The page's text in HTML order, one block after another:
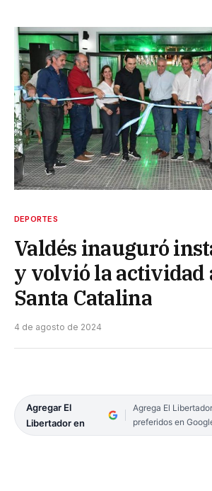
DEPORTES
Valdés inauguró
y volvió la actividad
Santa Catalina
4 de agosto de 2024
Agregar El
Libertador en
Agrega El
preferidos en